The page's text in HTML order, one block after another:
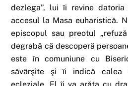
dezlega”, lui îi revine
accesul la Masa euharistică.
episcopul sau preotul
degrabă că descoperă
este în comuniune cu
săvârşite şi îi indică calea
ecleziale. El îi va arăta cu